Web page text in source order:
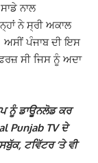
ਨਾਲ
ਨੇ ਸ੍ਰੀ ਅਕਾਲ
ਅਸੀਂ ਪੰਜਾਬ ਦੀ ਇਸ
ਸੀ ਜਿਸ ਨੂੰ ਅਦਾ
ਨੂੰ ਡਾਊਨਲੋਡ ਕਰ
Punjab TV ਦੇ
ਟਵਿੱਟਰ ‘ਤੇ ਵੀ